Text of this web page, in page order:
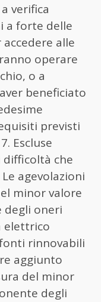
verifica
a forte delle
alle
operare
o a
beneficiato
previsti
Escluse
difficoltà che
agevolazioni
minor valore
degli oneri
elettrico
rinnovabili
aggiunto
del minor
degli